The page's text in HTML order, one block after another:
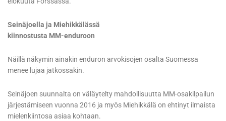
Seinäjoella ja Miehikkälässä
kiinnostusta MM-enduroon
Näillä näkymin ainakin enduron arvokisojen osalta Suomessa
menee lujaa jatkossakin.
Seinäjoen suunnalta on väläytelty mahdollisuutta MM-osakilpailun
järjestämiseen vuonna 2016 ja myös Miehikkälä on ehtinyt ilmaista
mielenkiintosa asiaa kohtaan.